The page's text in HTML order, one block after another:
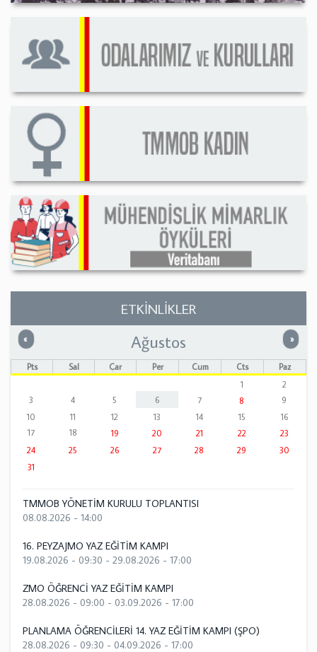
ETKİNLİKLER
« Önceki »
Ağustos
Pts Sal Çar Per Cum Cts
Paz
1
2
3
4 5 6 7 8
9
10
11 12 13 14 15
16
17
18 19 20 21 22
23
24
25 26 27 28 29
30
31
TMMOB YÖNETİM KURULU TOPLANTISI
08.08.2026 - 14:00
16. PEYZAJMO YAZ EĞİTİM KAMPI
19.08.2026 - 09:30 - 29.08.2026 - 17:00
ZMO ÖĞRENCİ YAZ EĞİTİM KAMPI
28.08.2026 - 09:00 - 03.09.2026 - 17:00
PLANLAMA ÖĞRENCİLERİ 14. YAZ EĞİTİM KAMPI (ŞPO)
28.08.2026 - 09:30 - 04.09.2026 - 17:00